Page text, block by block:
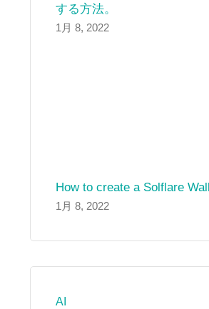
する方法。
1月 8, 2022
How to create a Solflare
1月 8, 2022
AI